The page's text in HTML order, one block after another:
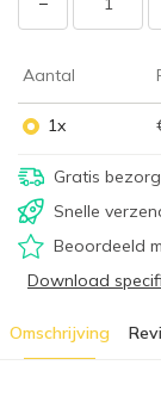
Aantal
1x
Gratis
Snelle
Beoordeeld
Download
Omschrijving